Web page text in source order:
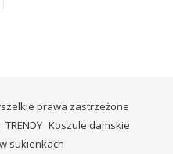
prawa zastrzeżone
TRENDY Koszule damskie
sukienkach